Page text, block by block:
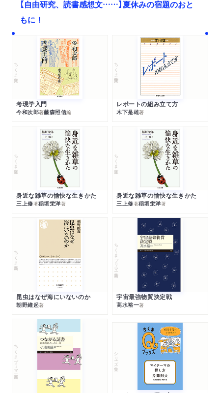
【自由研究、読書感想文……】夏休みの宿題のおと
もに！
ちくま文庫
考現学入門
今和次郎著藤森照信編
ちくま学芸文庫
レポートの組み立て方
木下是雄著
ちくま文庫
身近な雑草の愉快な生きかた
三上修著稲垣栄洋著
ちくま文庫
身近な雑草の愉快な生きかた
三上修著稲垣栄洋著
ちくま新書
昆虫はなぜ海にいないのか
朝野維起著
ちくまプリマー新書
宇宙最強物質決定戦
高水裕一著
ちくまプリマー新書 シリーズ・全集